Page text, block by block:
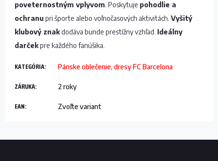
poveternostným vplyvom. Poskytuje pohodlie a
ochranu pri športe alebo voľnočasových aktivitách. Vyšitý
klubový znakdodáva bunde prestížny vzhľad. Ideálny
darčekpre každého fanúšika.
KATEGÓRIA: Pánske oblečenie, dresy FC Barcelona
ZÁRUKA: 2 roky
EAN: Zvoľte variant
Z